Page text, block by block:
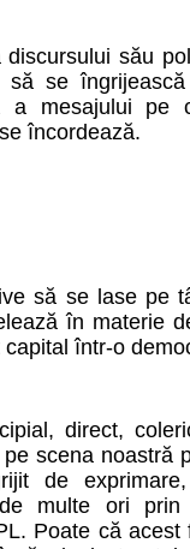
său
să se
a mesajului pe
încordează.
să se lase pe
în materie
într-o
direct,
scena noastră
de
multe ori prin
Poate că